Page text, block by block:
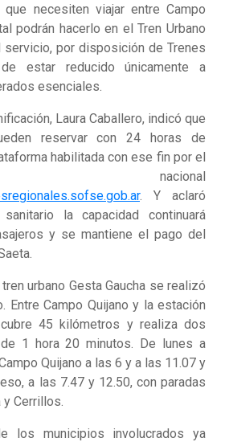
necesiten viajar entre Campo
podrán hacerlo en el Tren Urbano
servicio, por disposición de Trenes
estar reducido únicamente a
esenciales.
Laura Caballero, indicó que
reservar con 24 horas de
habilitada con ese fin por el
nacional
. Y aclaró
la capacidad continuará
y se mantiene el pago del
urbano Gesta Gaucha se realizó
Entre Campo Quijano y la estación
45 kilómetros y realiza dos
1 hora 20 minutos. De lunes a
Quijano a las 6 y a las 11.07 y
a las 7.47 y 12.50, con paradas
Cerrillos.
los municipios involucrados ya